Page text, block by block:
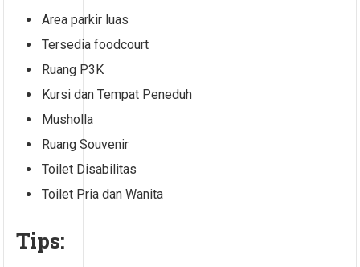
Area parkir luas
Tersedia foodcourt
Ruang P3K
Kursi dan Tempat Peneduh
Musholla
Ruang Souvenir
Toilet Disabilitas
Toilet Pria dan Wanita
Tips: